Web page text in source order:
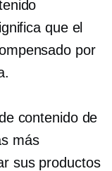
que el
por
contenido de
más
sus productos